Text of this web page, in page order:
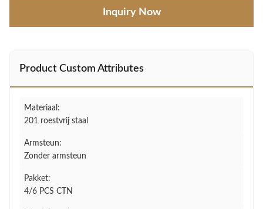
Inquiry Now
Product Custom Attributes
Materiaal:
201 roestvrij staal
Armsteun:
Zonder armsteun
Pakket:
4/6 PCS CTN